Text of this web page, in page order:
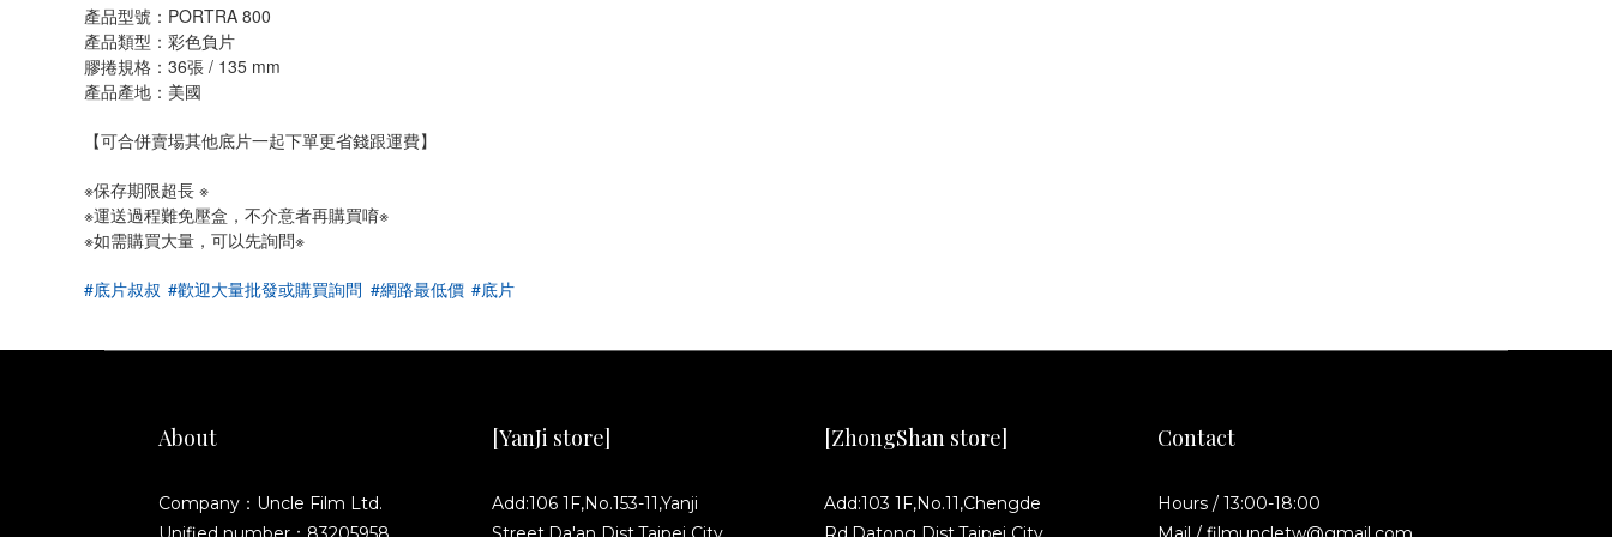
產品型號：PORTRA 800
產品類型：彩色負片
膠捲規格：36張 / 135 mm
產品產地：美國
【可合併賣場其他底片一起下單更省錢跟運費】
※保存期限超長 ※
※運送過程難免壓盒，不介意者再購買唷※
※如需購買大量，可以先詢問※
#底片叔叔 #歡迎大量批發或購買詢問 #網路最低價 #底片
About
Company：Uncle Film Ltd.
[YanJi store]
Add:106 1F,No.153-11,Yanji
[ZhongShan store]
Add:103 1F,No.11,Chengde
Contact
Hours / 13:00-18:00